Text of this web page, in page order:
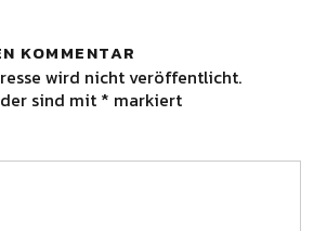
KOMMENTAR
wird nicht veröffentlicht.
sind mit * markiert